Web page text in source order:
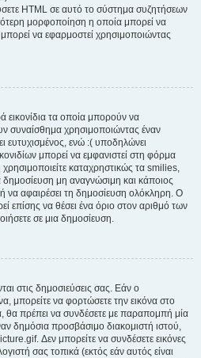
HTML σε αυτό το σύστημα συζητήσεων
μορφοποίηση η οποία μπορεί να
να εφαρμοστεί χρησιμοποιώντας
εικονίδια τα οποία μπορούν να
συναίσθημα χρησιμοποιώντας έναν
ευτυχισμένος, ενώ :( υποδηλώνει
μπορεί να εμφανιστεί στη φόρμα
καταχρηστικώς τα smilies,
μη αναγνώσιμη και κάποιος
ή να αφαιρέσει τη δημοσίευση ολόκληρη. Ο
επίσης να θέσει ένα όριο στον αριθμό των
σε μια δημοσίευση.
στις δημοσιεύσεις σας. Εάν ο
μπορείτε να φορτώσετε την εικόνα στο
θα πρέπει να συνδέσετε με παραπομπή μία
δημόσια προσβάσιμο διακομιστή ιστού,
Δεν μπορείτε να συνδέσετε εικόνες
σας τοπικά (εκτός εάν αυτός είναι